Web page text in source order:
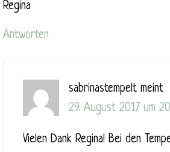
Regina
Antworten
sabrinastempelt meint
29. August 2017 um
Vielen Dank Regina! Bei den